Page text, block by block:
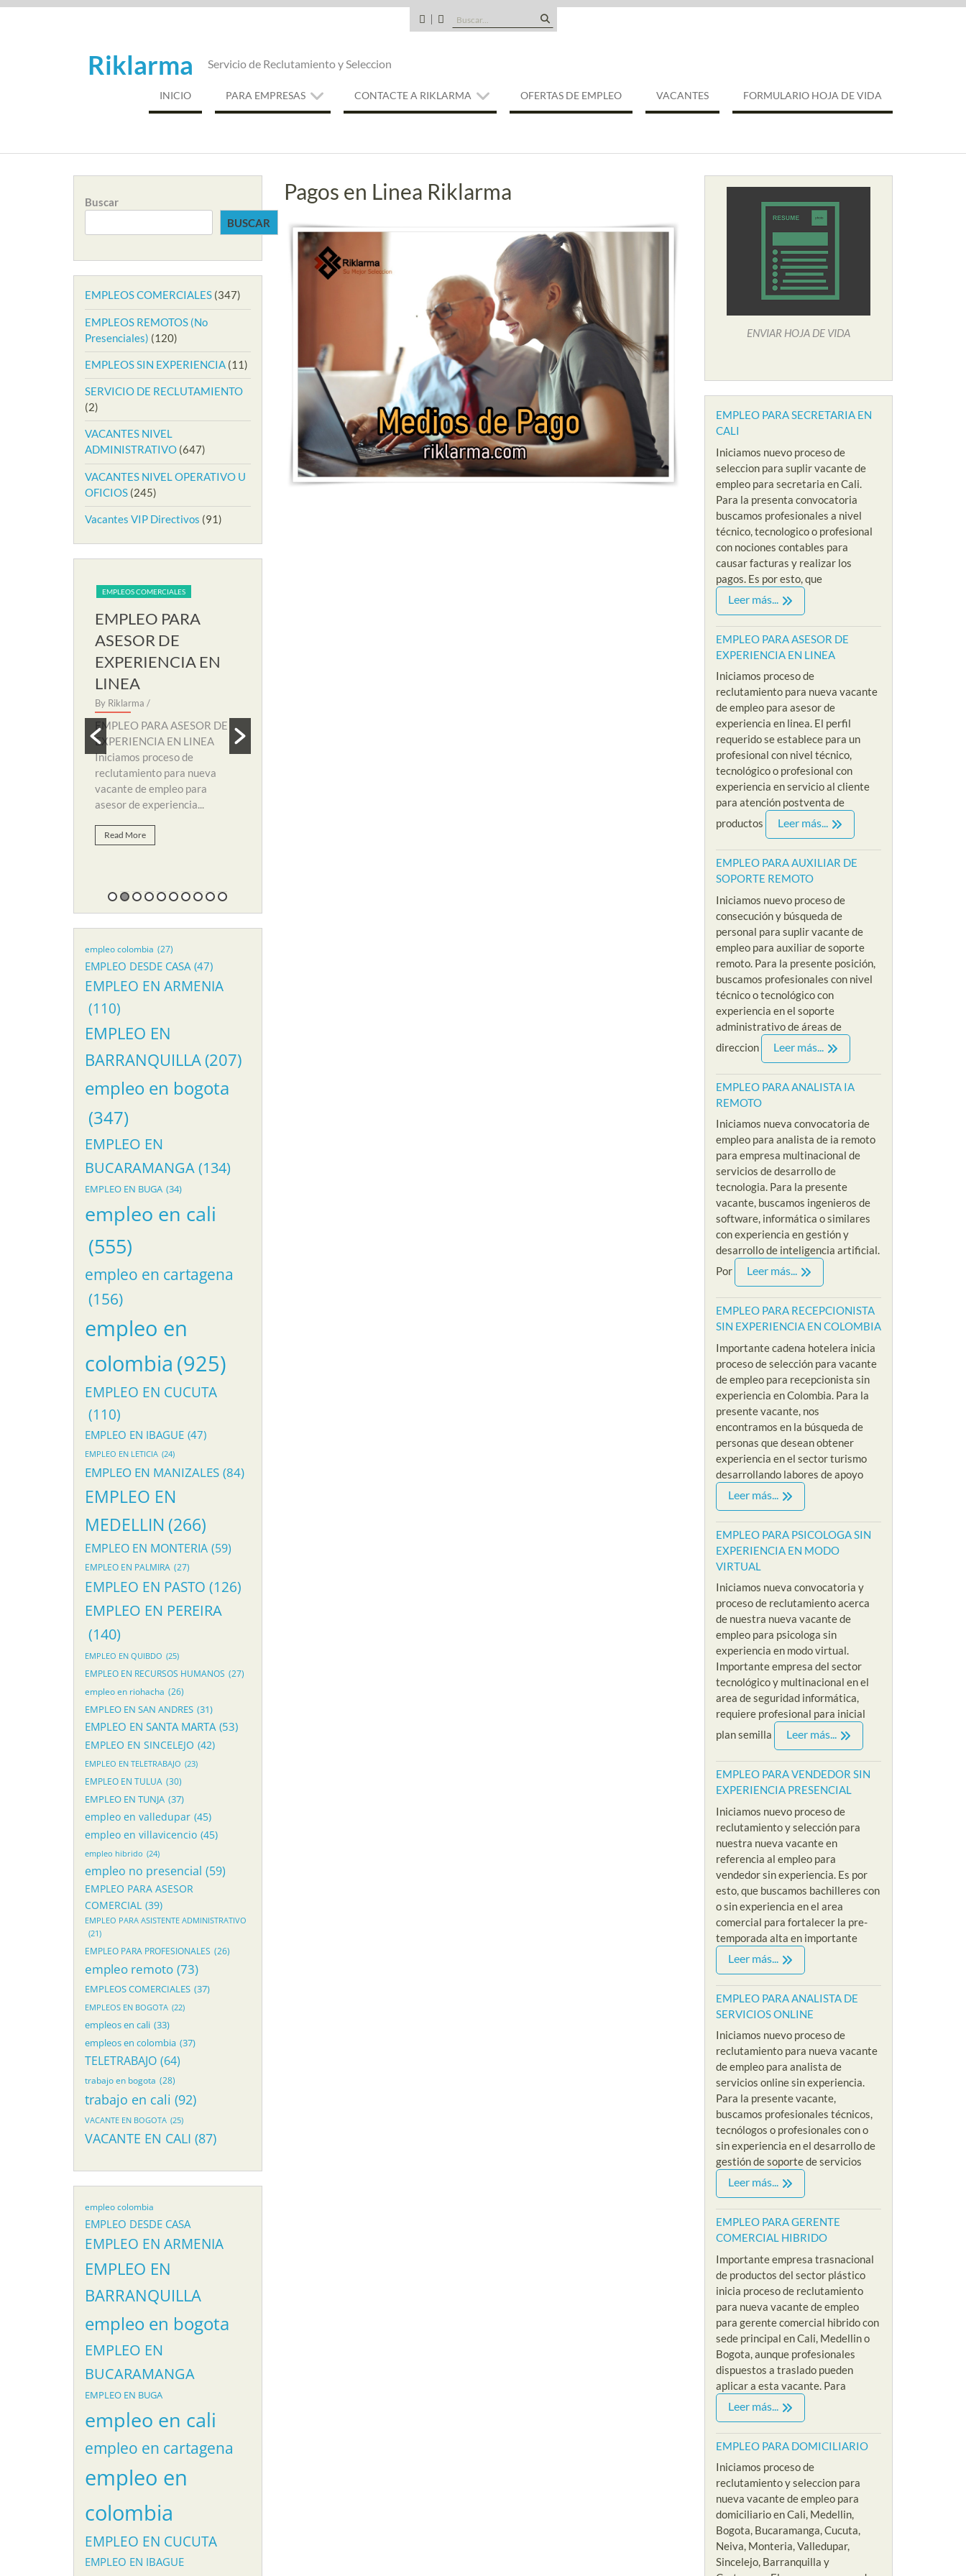
Saltar
CANDIDATOS
QUE
SOMOS
Buscar:
Riklarma Servicio de Reclutamiento y Seleccion
INICIO PARA EMPRESAS CONTACTE A RIKLARMA OFERTAS DE EMPLEO VACANTES FORMULARIO HOJA DE VIDA
Pagos en Linea Riklarma
ENVIAR HOJA DE VIDA
EMPLEO PARA SECRETARIA EN
CALI
Iniciamos nuevo proceso de
seleccion para suplir vacante de
empleo para secretaria en Cali.
Para la presenta convocatoria
buscamos profesionales a nivel
técnico, tecnologico o profesional
con nociones contables para
causar facturas y realizar los
pagos. Es por esto, que
Leer más...
EMPLEO PARA ASESOR DE
EXPERIENCIA EN LINEA
Iniciamos proceso de
reclutamiento para nueva vacante
de empleo para asesor de
experiencia en linea. El perfil
requerido se establece para un
profesional con nivel técnico,
tecnológico o profesional con
experiencia en servicio al cliente
para atención postventa de
productos
Leer más...
EMPLEO PARA AUXILIAR DE
SOPORTE REMOTO
Iniciamos nuevo proceso de
consecución y búsqueda de
personal para suplir vacante de
empleo para auxiliar de soporte
remoto. Para la presente posición,
buscamos profesionales con nivel
técnico o tecnológico con
experiencia en el soporte
administrativo de áreas de
direccion
Leer más...
EMPLEO PARA ANALISTA IA
REMOTO
Iniciamos nueva convocatoria de
empleo para analista de ia remoto
para empresa multinacional de
servicios de desarrollo de
tecnologia. Para la presente
vacante, buscamos ingenieros de
software, informática o similares
con experiencia en gestión y
desarrollo de inteligencia artificial.
Por
Leer más...
EMPLEO PARA RECEPCIONISTA
SIN EXPERIENCIA EN COLOMBIA
Importante cadena hotelera inicia
proceso de selección para vacante
de empleo para recepcionista sin
experiencia en Colombia. Para la
presente vacante, nos
encontramos en la búsqueda de
personas que desean obtener
experiencia en el sector turismo
desarrollando labores de apoyo
Leer más...
EMPLEO PARA PSICOLOGA SIN
EXPERIENCIA EN MODO
VIRTUAL
Iniciamos nueva convocatoria y
proceso de reclutamiento acerca
de nuestra nueva vacante de
empleo para psicologa sin
experiencia en modo virtual.
Importante empresa del sector
tecnológico y multinacional en el
area de seguridad informática,
requiere profesional para inicial
plan semilla
Leer más...
EMPLEO PARA VENDEDOR SIN
EXPERIENCIA PRESENCIAL
Iniciamos nuevo proceso de
reclutamiento y selección para
nuestra nueva vacante en
referencia al empleo para
vendedor sin experiencia. Es por
esto, que buscamos bachilleres con
o sin experiencia en el area
comercial para fortalecer la pre-
temporada alta en importante
Leer más...
EMPLEO PARA ANALISTA DE
SERVICIOS ONLINE
Iniciamos nuevo proceso de
reclutamiento para nueva vacante
de empleo para analista de
servicios online sin experiencia.
Para la presente vacante,
buscamos profesionales técnicos,
tecnólogos o profesionales con o
sin experiencia en el desarrollo de
gestión de soporte de servicios
Leer más...
EMPLEO PARA GERENTE
COMERCIAL HIBRIDO
Importante empresa trasnacional
de productos del sector plástico
inicia proceso de reclutamiento
para nueva vacante de empleo
para gerente comercial hibrido con
sede principal en Cali, Medellin o
Bogota, aunque profesionales
dispuestos a traslado pueden
aplicar a esta vacante. Para
Leer más...
EMPLEO PARA DOMICILIARIO
Iniciamos proceso de
reclutamiento y seleccion para
nueva vacante de empleo para
domiciliario en Cali, Medellin,
Bogota, Bucaramanga, Cucuta,
Neiva, Monteria, Valledupar,
Sincelejo, Barranquilla y
Buscar
BUSCAR
EMPLEOS COMERCIALES (347)
EMPLEOS REMOTOS (No
Presenciales) (120)
EMPLEOS SIN EXPERIENCIA (11)
SERVICIO DE RECLUTAMIENTO
(2)
VACANTES NIVEL
ADMINISTRATIVO (647)
VACANTES NIVEL OPERATIVO U
OFICIOS (245)
Vacantes VIP Directivos (91)
EMPLEOS COMERCIALES
EMPLEO PARA
ASESOR DE
EXPERIENCIA EN
LINEA
By Riklarma /
EMPLEO PARA ASESOR DE
EXPERIENCIA EN LINEA
Iniciamos proceso de
reclutamiento para nueva
vacante de empleo para
asesor de experiencia...
Read More
VACANTES NIVEL ADMINISTRATIVO
SIN EXPERIENCIA
empleo para recepcionista
Importante cadena hotelera
inicia proceso de selección
para vacante de empleo para
recepcionista sin experiencia
EMPLEOS SIN EXPERIENCIA
VACANTES NIVEL ADMINISTRATIVO
EMPLEO PARA
PSICOLOGA SIN
EXPERIENCIA EN
MODO VIRTUAL
By Riklarma/
empleo para psicologa
Iniciamos nueva convocatoria
y proceso de reclutamiento
acerca de nuestra nueva
vacante de empleo para
psicologa sin...
empleo colombia (27)
EMPLEO DESDE CASA (47)
EMPLEO EN ARMENIA
(110)
EMPLEO EN
BARRANQUILLA(207)
empleo en bogota
(347)
EMPLEO EN
BUCARAMANGA(134)
EMPLEO EN BUGA (34)
empleo en cali
(555)
empleo en cartagena
(156)
empleo en
colombia (925)
EMPLEO EN CUCUTA
(110)
EMPLEO EN IBAGUE (47)
EMPLEO EN LETICIA (24)
EMPLEO EN MANIZALES (84)
EMPLEO EN
MEDELLIN (266)
EMPLEO EN MONTERIA (59)
EMPLEO EN PALMIRA (27)
EMPLEO EN PASTO (126)
EMPLEO EN PEREIRA
(140)
EMPLEO EN QUIBDO (25)
EMPLEO EN RECURSOS HUMANOS (27)
empleo en riohacha (26)
EMPLEO EN SAN ANDRES (31)
EMPLEO EN SANTA MARTA (53)
EMPLEO EN SINCELEJO (42)
EMPLEO EN TELETRABAJO (23)
EMPLEO EN TULUA (30)
EMPLEO EN TUNJA (37)
empleo en valledupar (45)
empleo en villavicencio (45)
empleo hibrido (24)
empleo no presencial (59)
EMPLEO PARA ASESOR
COMERCIAL (39)
EMPLEO PARA ASISTENTE ADMINISTRATIVO
(21)
EMPLEO PARA PROFESIONALES (26)
empleo remoto (73)
EMPLEOS COMERCIALES (37)
EMPLEOS EN BOGOTA (22)
empleos en cali (33)
empleos en colombia (37)
TELETRABAJO (64)
trabajo en bogota (28)
trabajo en cali (92)
VACANTE EN BOGOTA (25)
VACANTE EN CALI (87)
empleo colombia
EMPLEO DESDE CASA
EMPLEO EN ARMENIA
EMPLEO EN
BARRANQUILLA
empleo en bogota
EMPLEO EN
BUCARAMANGA
EMPLEO EN BUGA
empleo en cali
empleo en cartagena
empleo en
colombia
EMPLEO EN CUCUTA
EMPLEO EN IBAGUE